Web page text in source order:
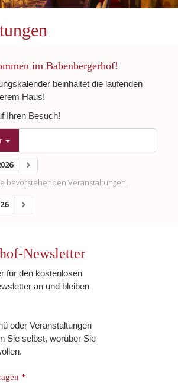
im Babenbergerhof!
beinhaltet die laufenden
Haus!
Ihren Besuch!
bevorstehenden Veranstaltungen.
Newsletter
für den kostenlosen
an und bleiben
oder Veranstaltungen
Sie selbst, worüber Sie
*